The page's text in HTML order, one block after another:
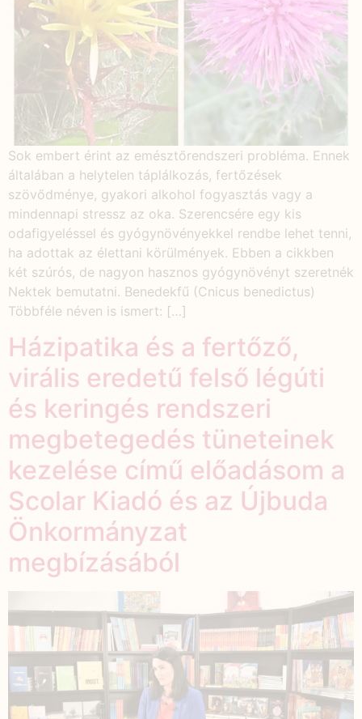
Sok embert érint az emésztőrendszeri probléma. Ennek
általában a helytelen táplálkozás, fertőzések
szövődménye, gyakori alkohol fogyasztás vagy a
mindennapi stressz az oka. Szerencsére egy kis
odafigyeléssel és gyógynövényekkel rendbe lehet tenni,
ha adottak az élettani körülmények. Ebben a cikkben
két szúrós, de nagyon hasznos gyógynövényt szeretnék
Nektek bemutatni. Benedekfű (Cnicus benedictus)
Többféle néven is ismert: […]
Házipatika és a fertőző,
virális eredetű felső légúti
és keringés rendszeri
megbetegedés tüneteinek
kezelése című előadásom a
Scolar Kiadó és az Újbuda
Önkormányzat
megbízásából